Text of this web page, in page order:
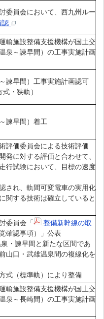
委員会において、西九州ルー
認
輸施設整備支援機構が国土交
泉～諫早間）の工事実施計画
諫早間）工事実施計画認可
・狭軌）
諫早間）着工
評価委員会による技術評価
に対する評価と合わせて、
行試験において、目標の速度
れ、軌間可変電車の実用化
関する技術は確立していると
委員会「
整備新幹線の取
党確認事項）」公表
諫早間と新たな区間であ
山口・武雄温泉間の複線化を
（標準軌）により整備
輸施設整備支援機構が国土交
泉～長崎間）の工事実施計画